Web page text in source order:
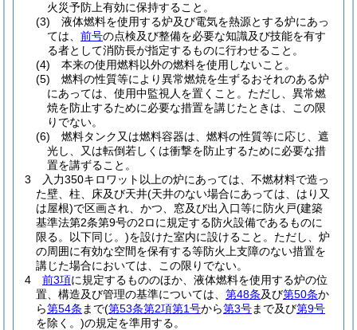
火災予防上有効に保持すること。
(3)
液体燃料を使用する炉及び電気を熱源とする炉にあっ
ては、 前号の点検及び整備を必要な知識及び技能を有す
る者として消防長が指定するものに行わせること。
(4)
本来の使用燃料以外の燃料を使用しないこと。
(5)
燃料の性質等により異常燃焼を生ずるおそれのある炉
にあっては、使用中監視人を置くこと。 ただし、異常燃
焼を防止するために必要な措置を講じたときは、この限
りでない。
(6)
燃料タンク又は燃料容器は、燃料の性質等に応じ、遮
光し、又は転倒若しくは衝撃を防止するために必要な措
置を講ずること。
3
入力350キロワット以上の炉にあっては、不燃材料で造っ
た壁、柱、床及び天井(天井のない場合にあっては、はり又
は屋根)で区画され、かつ、窓及び出入口等に防火戸(建築
基準法第2条第9号の2ロに規定する防火設備であるものに
限る。以下同じ。)を設けた室内に設けること。 ただし、炉
の周囲に有効な空間を保有する等防火上支障のない措置を
講じた場合においては、この限りでない。
4
前3項に規定するもののほか、液体燃料を使用する炉の位
置、構造及び管理の基準については、 第48条及び第50条か
ら第54条 まで(第53条第2項第1号から第3号まで及び第9号
を除く。)の規定を準用する。